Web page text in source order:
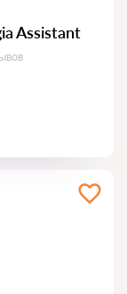
Assistant